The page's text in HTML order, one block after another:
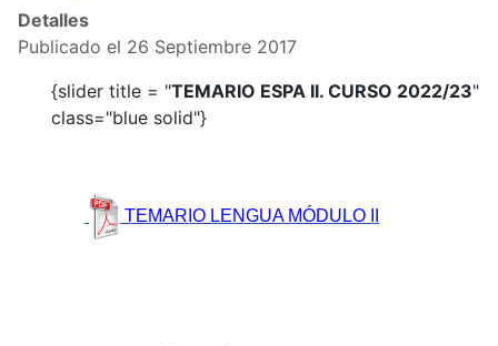
Detalles
Publicado el 26 Septiembre 2017
{slider title = "TEMARIO ESPA II. CURSO 2022/23"
class="blue solid"}
TEMARIO LENGUA MÓDULO II